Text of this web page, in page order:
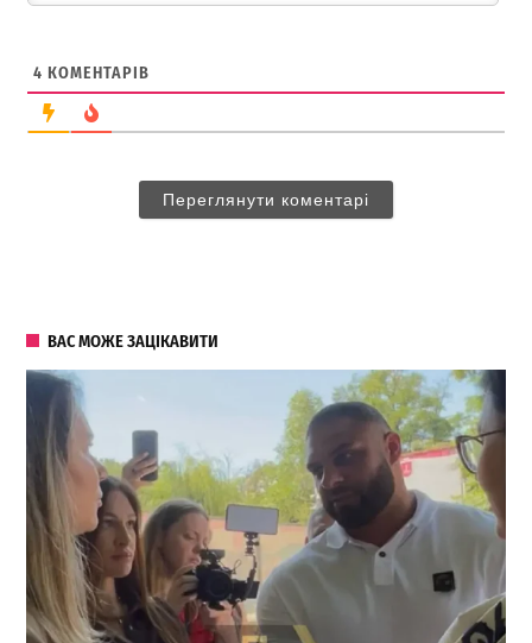
4 КОМЕНТАРІВ
Переглянути коментарі
ВАС МОЖЕ ЗАЦІКАВИТИ